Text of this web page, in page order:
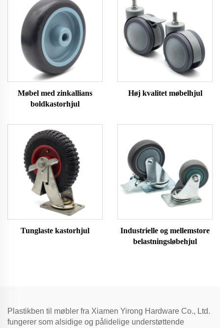
Møbel med zinkallians
boldkastorhjul
Høj kvalitet møbelhjul
Tunglaste kastorhjul
Industrielle og mellemstore
belastningsløbehjul
Plastikben til møbler fra Xiamen Yirong Hardware Co., Ltd.
fungerer som alsidige og pålidelige understøttende